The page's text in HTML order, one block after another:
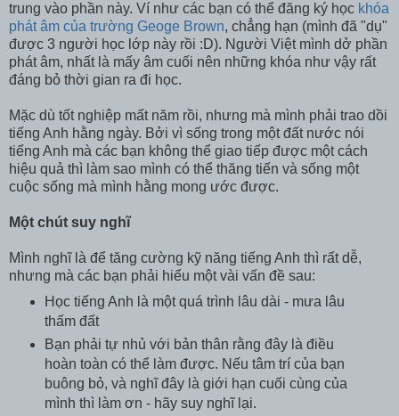
trung vào phần này. Ví như các bạn có thể đăng ký học khóa
phát âm của trường Geoge Brown, chẳng hạn (mình đã "dụ"
được 3 người học lớp này rồi :D). Người Việt mình dở phần
phát âm, nhất là mấy âm cuối nên những khóa như vậy rất
đáng bỏ thời gian ra đi học.
Mặc dù tốt nghiệp mất năm rồi, nhưng mà mình phải trao dồi
tiếng Anh hằng ngày. Bởi vì sống trong một đất nước nói
tiếng Anh mà các bạn không thể giao tiếp được một cách
hiệu quả thì làm sao mình có thể thăng tiến và sống một
cuộc sống mà mình hằng mong ước được.
Một chút suy nghĩ
Mình nghĩ là để tăng cường kỹ năng tiếng Anh thì rất dễ,
nhưng mà các bạn phải hiểu một vài vấn đề sau:
Học tiếng Anh là một quá trình lâu dài - mưa lâu
thấm đất
Bạn phải tự nhủ với bản thân rằng đây là điều
hoàn toàn có thể làm được. Nếu tâm trí của bạn
buông bỏ, và nghĩ đây là giới hạn cuối cùng của
mình thì làm ơn - hãy suy nghĩ lại.